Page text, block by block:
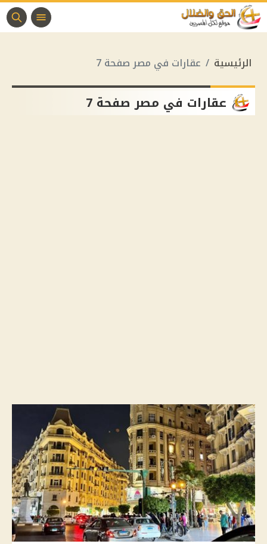
الرئيسية عقارات في مصر صفحة 7
عقارات في مصر صفحة 7